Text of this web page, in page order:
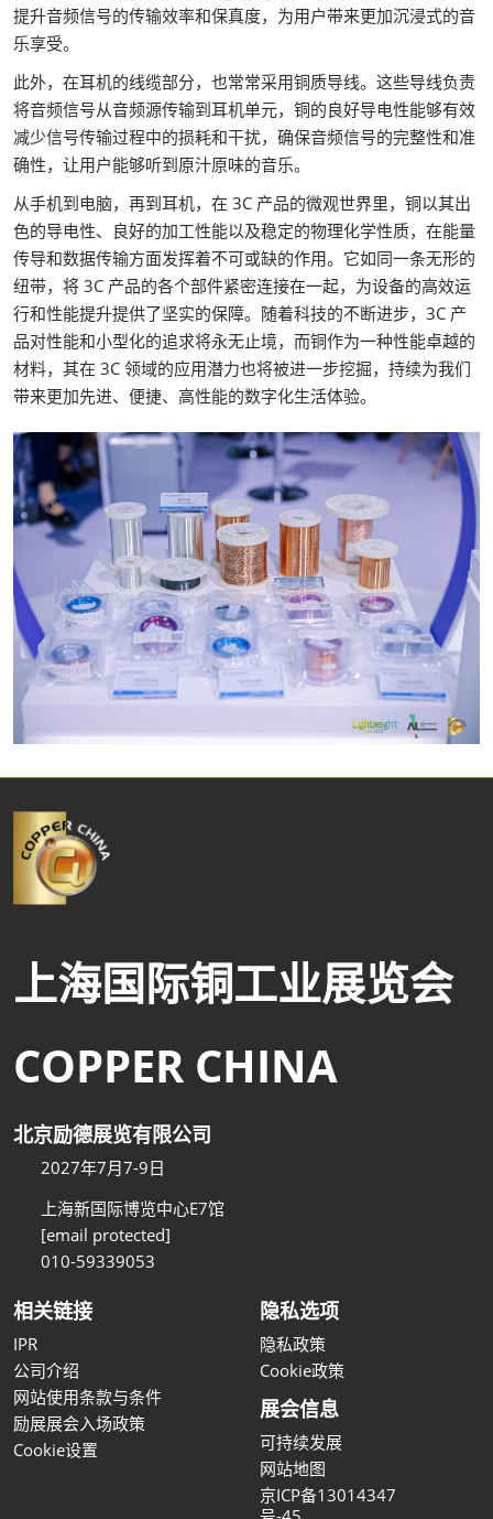
提升音频信号的传输效率和保真度，为用户带来更加沉浸式的音
乐享受。
此外，在耳机的线缆部分，也常常采用铜质导线。这些导线负责
将音频信号从音频源传输到耳机单元，铜的良好导电性能够有效
减少信号传输过程中的损耗和干扰，确保音频信号的完整性和准
确性，让用户能够听到原汁原味的音乐。
从手机到电脑，再到耳机，在 3C 产品的微观世界里，铜以其出
色的导电性、良好的加工性能以及稳定的物理化学性质，在能量
传导和数据传输方面发挥着不可或缺的作用。它如同一条无形的
纽带，将 3C 产品的各个部件紧密连接在一起，为设备的高效运
行和性能提升提供了坚实的保障。随着科技的不断进步，3C 产
品对性能和小型化的追求将永无止境，而铜作为一种性能卓越的
材料，其在 3C 领域的应用潜力也将被进一步挖掘，持续为我们
带来更加先进、便捷、高性能的数字化生活体验。
上海国际铜工业展览会
COPPER CHINA
北京励德展览有限公司
2027年7月7-9日
上海新国际博览中心E7馆
[email protected]
010-59339053
相关链接
IPR
公司介绍
网站使用条款与条件
励展展会入场政策
Cookie设置
隐私选项
隐私政策
Cookie政策
展会信息
可持续发展
网站地图
京ICP备13014347